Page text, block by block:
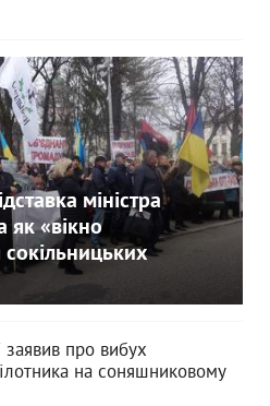
міністра
«вікно
заявив про вибух
на соняшниковому